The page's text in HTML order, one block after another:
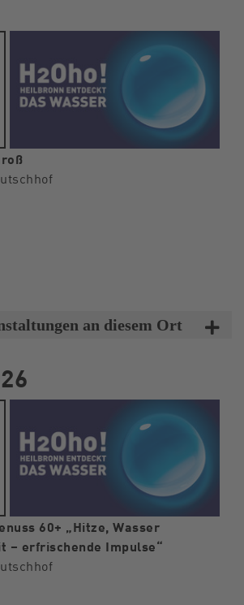
an diesem Ort
60+ „Hitze, Wasser
– erfrischende Impulse“